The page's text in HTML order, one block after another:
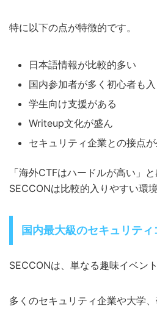
特に以下の点が特徴的です。
日本語情報が比較的多い
国内参加者が多く初心者も
学生向け支援がある
Writeup文化が盛ん
セキュリティ企業との接点
「海外CTFはハードルが高い」
SECCONは比較的入りやすい環
国内最大級のセキュリティ
SECCONは、単なる趣味イベン
多くのセキュリティ企業や大学